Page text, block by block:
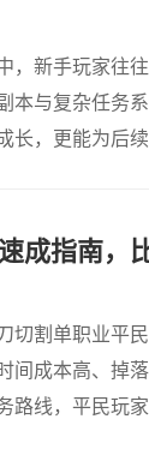
，新手玩家往
本与复杂任务
长，更能为后
成指南，
切割单职业平
间成本高、掉
路线，平民玩